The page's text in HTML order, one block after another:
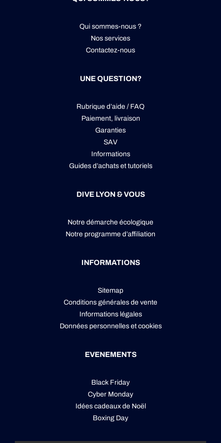
Qui sommes-nous ?
Nos services
Contactez-nous
UNE QUESTION?
Rubrique d’aide / FAQ
Paiement, livraison
Garanties
SAV
Informations
Guides d’achats et tutoriels
DIVE LYON & VOUS
Notre démarche écologique
Notre programme d’affiliation
INFORMATIONS
Sitemap
Conditions générales de vente
Informations légales
Données personnelleset cookies
EVENEMENTS
Black Friday
Cyber Monday
Idées cadeaux de Noël
Boxing Day